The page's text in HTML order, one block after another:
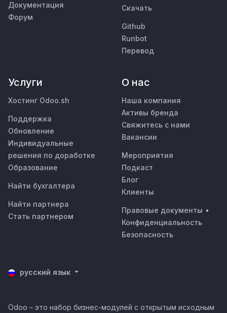
Документация
Форум
Скачать
Github
Runbot
Перевод
Услуги
Хостинг Odoo.sh
Поддержка
Обновление
Индивидуальные
решения по доработке
Образование
Найти бухгалтера
Найти партнера
Стать партнером
О нас
Наша компания
Активы бренда
Cвяжитесь с нами
Вакансии
Мероприятия
Подкаст
Блог
Клиенты
Правовые документы •
Конфиденциальность
Безопасность
русский язык
Odoo – это набор бизнес-модулей с открытым исходным